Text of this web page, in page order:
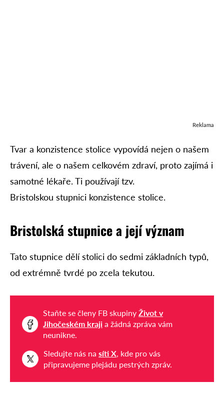
Reklama
Tvar a konzistence stolice vypovídá nejen o našem
trávení, ale o našem celkovém zdraví, proto zajímá i
samotné lékaře. Ti používají tzv.
Bristolskou stupnici konzistence stolice.
Bristolská stupnice a její význam
Tato stupnice dělí stolici do sedmi základních typů,
od extrémně tvrdé po zcela tekutou.
Staňte se členy FB skupiny Život v
Jihočeském kraji a žádná zpráva vám
neunikne.
Sledujte nás na síti X, kde pro vás
připravujeme plejádu pestrých zpráv.